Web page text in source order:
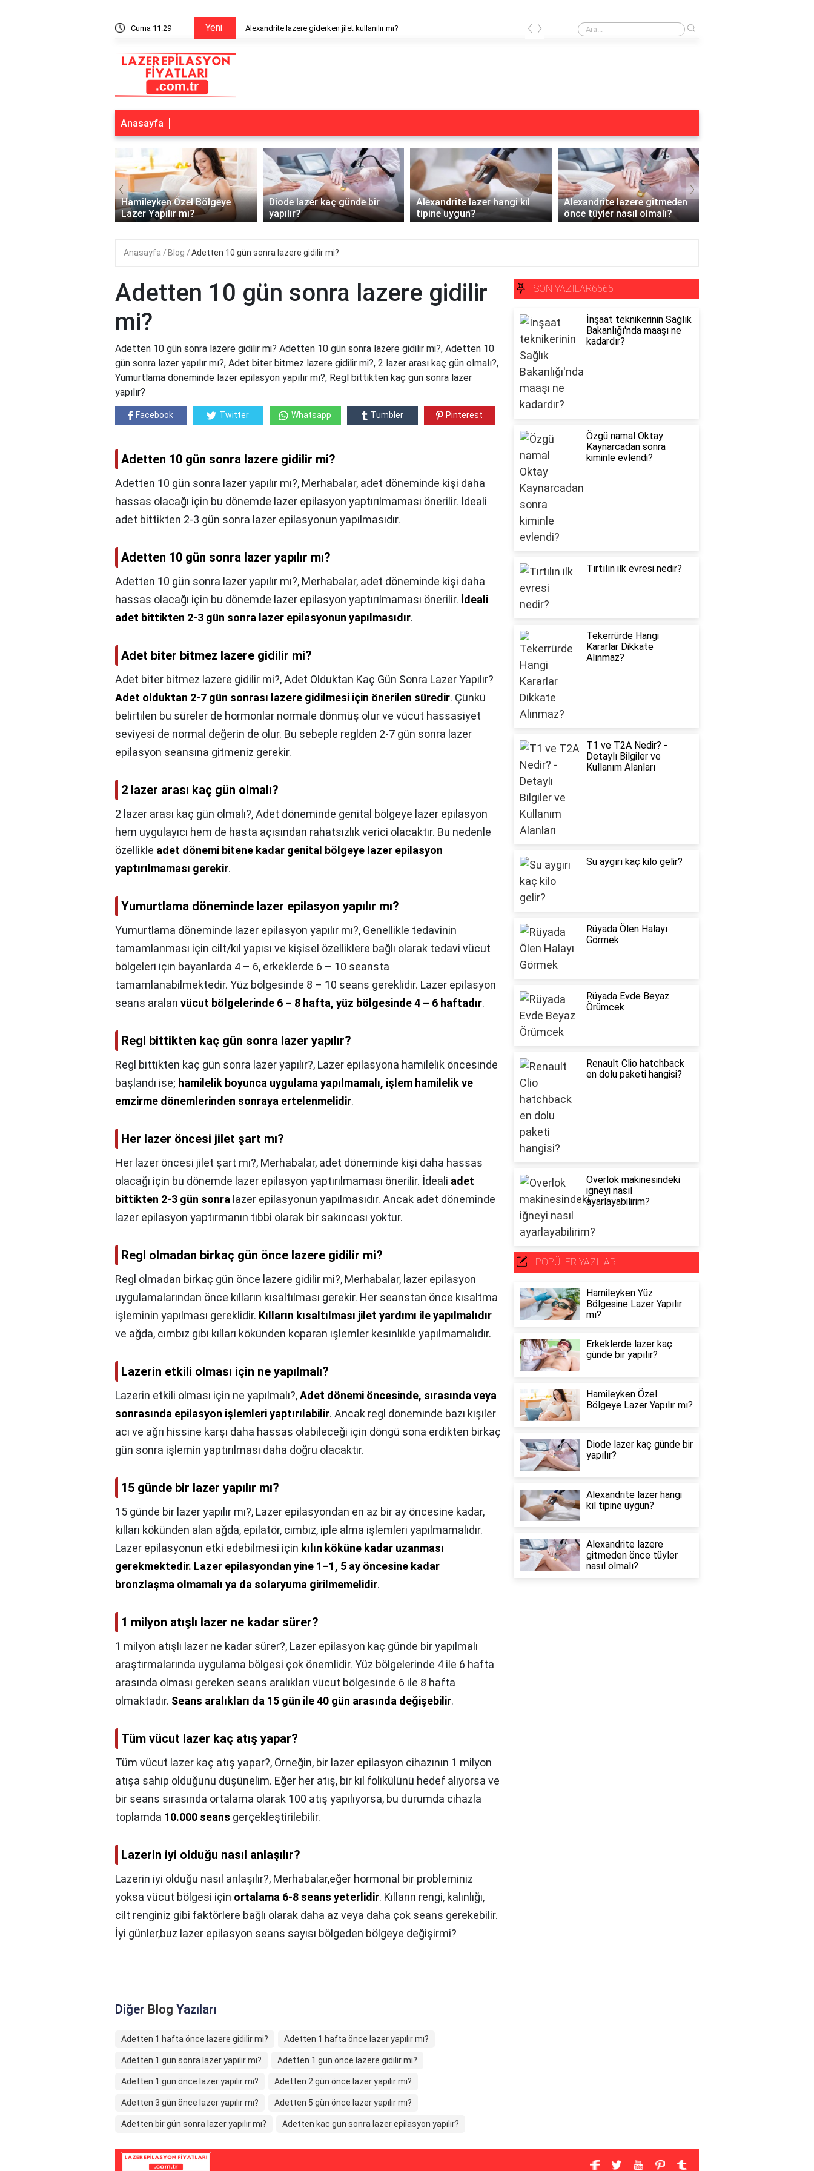
Cuma 11:29 Yeni Alexandrite lazere giderken jilet kullanılır mı? Buz lazer öncesi duş alınır mı?
‹ ›
Anasayfa
Hamileyken Özel Bölgeye
Lazer Yapılır mı?
Diode lazer kaç günde bir
yapılır?
Alexandrite lazer hangi kıl
tipine uygun?
Alexandrite lazere gitmeden
önce tüyler nasıl olmalı?
‹ ›
Anasayfa Blog Adetten 10 gün sonra lazere gidilir mi?
Adetten 10 gün sonra lazere gidilir
mi?
Adetten 10 gün sonra lazere gidilir mi? Adetten 10 gün sonra lazere gidilir mi?, Adetten 10
gün sonra lazer yapılır mı?, Adet biter bitmez lazere gidilir mi?, 2 lazer arası kaç gün olmalı?,
Yumurtlama döneminde lazer epilasyon yapılır mı?, Regl bittikten kaç gün sonra lazer
yapılır?
Facebook Twitter Whatsapp Tumbler Pinterest
Adetten 10 gün sonra lazere gidilir mi?
Adetten 10 gün sonra lazer yapılır mı?, Merhabalar, adet döneminde kişi daha
hassas olacağı için bu dönemde lazer epilasyon yaptırılmaması önerilir. İdeali
adet bittikten 2-3 gün sonra lazer epilasyonun yapılmasıdır.
Adetten 10 gün sonra lazer yapılır mı?
Adetten 10 gün sonra lazer yapılır mı?, Merhabalar, adet döneminde kişi daha
hassas olacağı için bu dönemde lazer epilasyon yaptırılmaması önerilir. İdeali
adet bittikten 2-3 gün sonra lazer epilasyonun yapılmasıdır.
Adet biter bitmez lazere gidilir mi?
Adet biter bitmez lazere gidilir mi?,Adet Olduktan Kaç Gün Sonra Lazer Yapılır?
Adet olduktan 2-7 gün sonrası lazere gidilmesi için önerilen süredir. Çünkü
belirtilen bu süreler de hormonlar normale dönmüş olur ve vücut hassasiyet
seviyesi de normal değerin de olur. Bu sebeple reglden 2-7 gün sonra lazer
epilasyon seansına gitmeniz gerekir.
2 lazer arası kaç gün olmalı?
2 lazer arası kaç gün olmalı?,Adet döneminde genital bölgeye lazer epilasyon
hem uygulayıcı hem de hasta açısından rahatsızlık verici olacaktır. Bu nedenle
özellikle adet dönemi bitene kadar genital bölgeye lazer epilasyon
yaptırılmaması gerekir.
Yumurtlama döneminde lazer epilasyon yapılır mı?
Yumurtlama döneminde lazer epilasyon yapılır mı?, Genellikle tedavinin
tamamlanması için cilt/kıl yapısı ve kişisel özelliklere bağlı olarak tedavi vücut
bölgeleri için bayanlarda 4 – 6, erkeklerde 6 – 10 seansta
tamamlanabilmektedir. Yüz bölgesinde 8 – 10 seans gereklidir. Lazer epilasyon
seans araları vücut bölgelerinde 6 – 8 hafta, yüz bölgesinde 4 – 6 haftadır.
Regl bittikten kaç gün sonra lazer yapılır?
Regl bittikten kaç gün sonra lazer yapılır?, Lazer epilasyona hamilelik öncesinde
başlandı ise; hamilelik boyunca uygulama yapılmamalı, işlem hamilelik ve
emzirme dönemlerinden sonraya ertelenmelidir.
Her lazer öncesi jilet şart mı?
Her lazer öncesi jilet şart mı?, Merhabalar, adet döneminde kişi daha hassas
olacağı için bu dönemde lazer epilasyon yaptırılmaması önerilir. İdeali adet
bittikten 2-3 gün sonra lazer epilasyonun yapılmasıdır. Ancak adet döneminde
lazer epilasyon yaptırmanın tıbbi olarak bir sakıncası yoktur.
Regl olmadan birkaç gün önce lazere gidilir mi?
Regl olmadan birkaç gün önce lazere gidilir mi?, Merhabalar, lazer epilasyon
uygulamalarından önce kılların kısaltılması gerekir. Her seanstan önce kısaltma
işleminin yapılması gereklidir. Kılların kısaltılması jilet yardımı ile yapılmalıdır
ve ağda, cımbız gibi kılları kökünden koparan işlemler kesinlikle yapılmamalıdır.
Lazerin etkili olması için ne yapılmalı?
Lazerin etkili olması için ne yapılmalı?,Adet dönemi öncesinde, sırasında veya
sonrasında epilasyon işlemleri yaptırılabilir. Ancak regl döneminde bazı kişiler
acı ve ağrı hissine karşı daha hassas olabileceği için döngü sona erdikten birkaç
gün sonra işlemin yaptırılması daha doğru olacaktır.
15 günde bir lazer yapılır mı?
15 günde bir lazer yapılır mı?, Lazer epilasyondan en az bir ay öncesine kadar,
kılları kökünden alan ağda, epilatör, cımbız, iple alma işlemleri yapılmamalıdır.
Lazer epilasyonun etki edebilmesi için kılın köküne kadar uzanması
gerekmektedir. Lazer epilasyondan yine 1–1, 5 ay öncesine kadar
bronzlaşma olmamalı ya da solaryuma girilmemelidir.
1 milyon atışlı lazer ne kadar sürer?
1 milyon atışlı lazer ne kadar sürer?, Lazer epilasyon kaç günde bir yapılmalı
araştırmalarında uygulama bölgesi çok önemlidir. Yüz bölgelerinde 4 ile 6 hafta
arasında olması gereken seans aralıkları vücut bölgesinde 6 ile 8 hafta
olmaktadır. Seans aralıkları da 15 gün ile 40 gün arasında değişebilir.
Tüm vücut lazer kaç atış yapar?
Tüm vücut lazer kaç atış yapar?, Örneğin, bir lazer epilasyon cihazının 1 milyon
atışa sahip olduğunu düşünelim. Eğer her atış, bir kıl folikülünü hedef alıyorsa ve
bir seans sırasında ortalama olarak 100 atış yapılıyorsa, bu durumda cihazla
toplamda 10.000 seans gerçekleştirilebilir.
Lazerin iyi olduğu nasıl anlaşılır?
Lazerin iyi olduğu nasıl anlaşılır?, Merhabalar,eğer hormonal bir probleminiz
yoksa vücut bölgesi için ortalama 6-8 seans yeterlidir. Kılların rengi, kalınlığı,
cilt renginiz gibi faktörlere bağlı olarak daha az veya daha çok seans gerekebilir.
İyi günler,buz lazer epilasyon seans sayısı bölgeden bölgeye değişirmi?
Diğer Blog Yazıları
Adetten 1 hafta önce lazere gidilir mi? Adetten 1 hafta önce lazer yapılır mı?
Adetten 1 gün sonra lazer yapılır mı? Adetten 1 gün önce lazere gidilir mi?
Adetten 1 gün önce lazer yapılır mı? Adetten 2 gün önce lazer yapılır mı?
Adetten 3 gün önce lazer yapılır mı? Adetten 5 gün önce lazer yapılır mı?
Adetten bir gün sonra lazer yapılır mı? Adetten kac gun sonra lazer epilasyon yapılır?
SON YAZILAR6565
İnşaat teknikerinin Sağlık
Bakanlığı'nda maaşı ne
kadardır?
Özgü namal Oktay
Kaynarcadan sonra
kiminle evlendi?
Tırtılın ilk evresi nedir?
Tekerrürde Hangi
Kararlar Dikkate
Alınmaz?
T1 ve T2A Nedir? -
Detaylı Bilgiler ve
Kullanım Alanları
Su aygırı kaç kilo gelir?
Rüyada Ölen Halayı
Görmek
Rüyada Evde Beyaz
Örümcek
Renault Clio hatchback
en dolu paketi hangisi?
Overlok makinesindeki
iğneyi nasıl
ayarlayabilirim?
POPÜLER YAZILAR
Hamileyken Yüz
Bölgesine Lazer Yapılır
mı?
Erkeklerde lazer kaç
günde bir yapılır?
Hamileyken Özel
Bölgeye Lazer Yapılır mı?
Diode lazer kaç günde bir
yapılır?
Alexandrite lazer hangi
kıl tipine uygun?
Alexandrite lazere
gitmeden önce tüyler
nasıl olmalı?